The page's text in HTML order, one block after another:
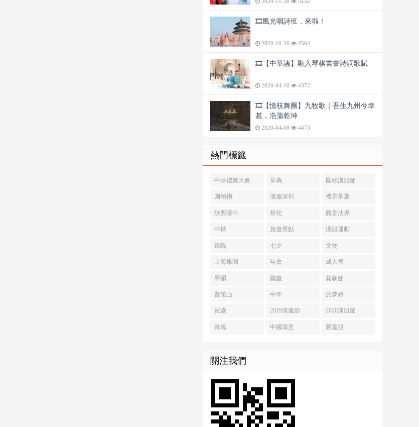
🎞️風光唱詩班，來啦！
2020-10-26 4564
🎞️【中華謠】融入琴棋書畫詩詞歌賦
2020-04-10 4372
🎞️【憶枝舞團】九牧歌｜吾生九州兮幸
甚，浩蕩乾坤
2020-04-08 4473
熱門標籤
中華禮樂大會 華為 國絲漢服節
圓領袍 漢服深圳 禮衣華夏
陝西漢中 祭祀 觀音法界
中秋 旅遊景點 漢服運動
銀臨 七夕 文物
上海豫園 年會 成人禮
墨韻 國慶 花朝節
普陀山 牛年 於夢婷
賀歲 2019漢服節 2020漢服節
青瑤 中國湯里 紫嘉兒
關注我們